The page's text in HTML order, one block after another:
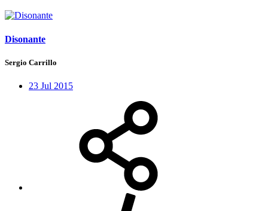
Disonante
Sergio Carrillo
23 Jul 2015